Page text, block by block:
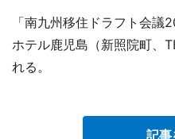
「南九州移住ドラフト会議
ホテル鹿児島（新照院町、
れる。
記事